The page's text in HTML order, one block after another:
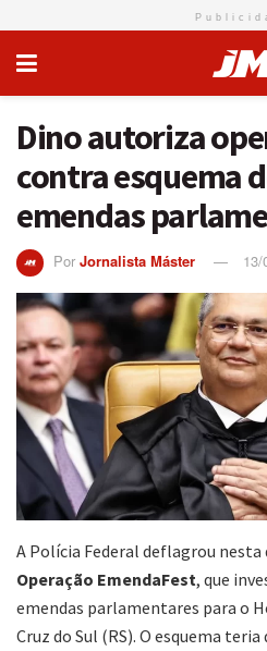
Dino autoriza
contra esquema
emendas
Por Jornalista Máster 13/
A Polícia Federal deflagrou
Operação EmendaFest, que
emendas parlamentares para o
Cruz do Sul (RS). O esquema teria